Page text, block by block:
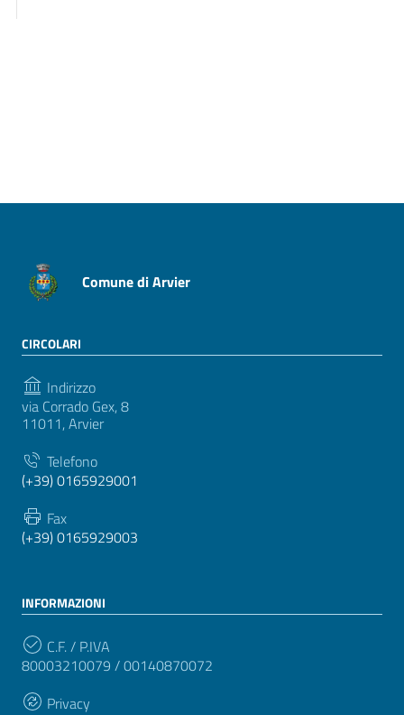
Comune di Arvier
CIRCOLARI
Indirizzo
via Corrado Gex, 8
11011, Arvier
Telefono
(+39) 0165929001
Fax
(+39) 0165929003
INFORMAZIONI
C.F. / P.IVA
80003210079 / 00140870072
Privacy